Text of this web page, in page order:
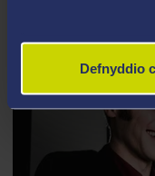
Defnyddio